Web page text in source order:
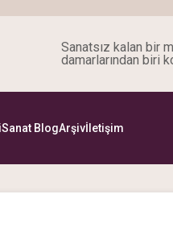
Sanatsız kalan bir
damarlarından biri
Sanat BlogArşivİletişim